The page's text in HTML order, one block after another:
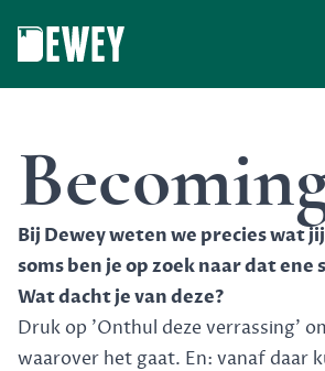
Bij Dewey weten we precies wat
soms ben je op zoek naar dat ene
Wat dacht je van deze?
Druk op 'Onthul deze verrassing'
waarover het gaat. En: vanaf daar